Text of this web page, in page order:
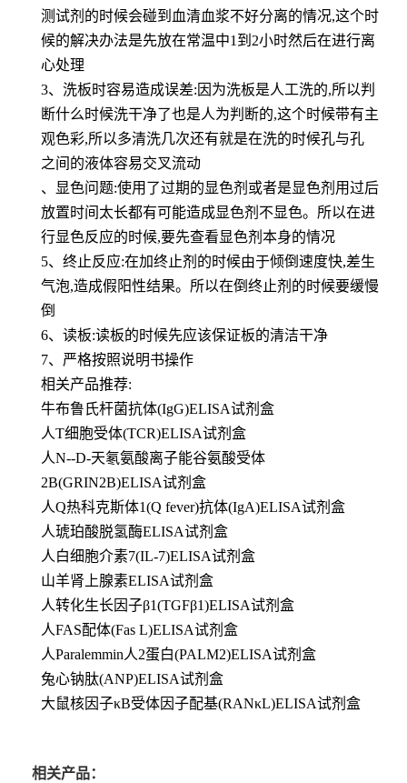
测试剂的时候会碰到血清血浆不好分离的情况,这个时
候的解决办法是先放在常温中1到2小时然后在进行离
心处理
3、洗板时容易造成误差:因为洗板是人工洗的,所以判
断什么时候洗干净了也是人为判断的,这个时候带有主
观色彩,所以多清洗几次还有就是在洗的时候孔与孔
之间的液体容易交叉流动
、显色问题:使用了过期的显色剂或者是显色剂用过后
放置时间太长都有可能造成显色剂不显色。所以在进
行显色反应的时候,要先查看显色剂本身的情况
5、终止反应:在加终止剂的时候由于倾倒速度快,差生
气泡,造成假阳性结果。所以在倒终止剂的时候要缓慢
倒
6、读板:读板的时候先应该保证板的清洁干净
7、严格按照说明书操作
相关产品推荐:
牛布鲁氏杆菌抗体(IgG)ELISA试剂盒
人T细胞受体(TCR)ELISA试剂盒
人N--D-天氡氨酸离子能谷氨酸受体
2B(GRIN2B)ELISA试剂盒
人Q热科克斯体1(Q fever)抗体(IgA)ELISA试剂盒
人琥珀酸脱氢酶ELISA试剂盒
人白细胞介素7(IL-7)ELISA试剂盒
山羊肾上腺素ELISA试剂盒
人转化生长因子β1(TGFβ1)ELISA试剂盒
人FAS配体(Fas L)ELISA试剂盒
人Paralemmin人2蛋白(PALM2)ELISA试剂盒
兔心钠肽(ANP)ELISA试剂盒
大鼠核因子κB受体因子配基(RANκL)ELISA试剂盒
相关产品：